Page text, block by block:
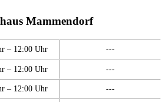
Mammendorf
– 12:00 Uhr ---
– 12:00 Uhr ---
– 12:00 Uhr ---